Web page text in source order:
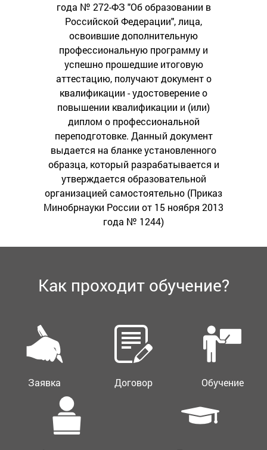
года № 272-ФЗ "Об образовании в
Российской Федерации", лица,
освоившие дополнительную
профессиональную программу и
успешно прошедшие итоговую
аттестацию, получают документ о
квалификации - удостоверение о
повышении квалификации и (или)
диплом о профессиональной
переподготовке. Данный документ
выдается на бланке установленного
образца, который разрабатывается и
утверждается образовательной
организацией самостоятельно (Приказ
Минобрнауки России от 15 ноября 2013
года № 1244)
Как проходит обучение?
Заявка Договор Обучение